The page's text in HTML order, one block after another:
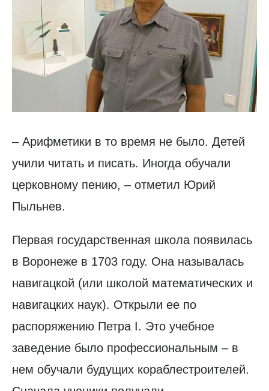
– Арифметики в то время не было. Детей
учили читать и писать. Иногда обучали
церковному пению, – отметил Юрий
Пыльнев.
Первая государственная школа появилась
в Воронеже в 1703 году. Она называлась
навигацкой (или школой математических и
навигацких наук). Открыли ее по
распоряжению Петра I. Это учебное
заведение было профессиональным – в
нем обучали будущих кораблестроителей.